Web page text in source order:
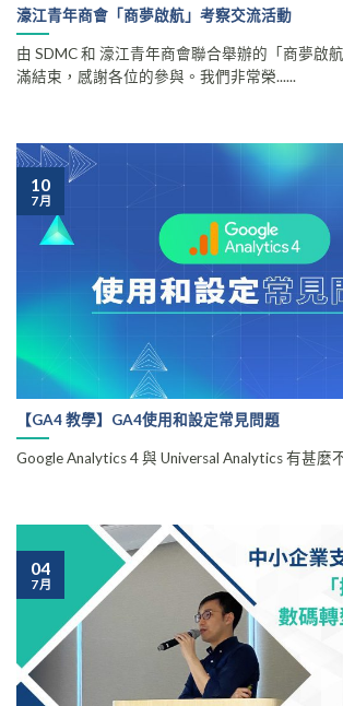
濠江青年商會「商夢啟航」考察交流活動
由 SDMC 和 濠江青年商會聯合舉辦的「商夢啟
滿結束，感謝各位的參與。我們非常榮......
【GA4 教學】GA4使用和設定常見問題
Google Analytics 4 與 Universal Analytics 有甚麼
10
7 月
04
7 月